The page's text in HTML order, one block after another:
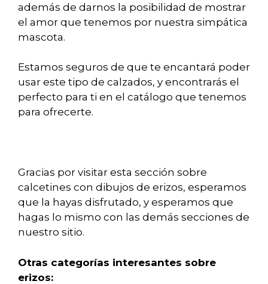
además de darnos la posibilidad de mostrar
el amor que tenemos por nuestra simpática
mascota.
Estamos seguros de que te encantará poder
usar este tipo de calzados, y encontrarás el
perfecto para ti en el catálogo que tenemos
para ofrecerte.
Gracias por visitar esta sección sobre
calcetines con dibujos de erizos, esperamos
que la hayas disfrutado, y esperamos que
hagas lo mismo con las demás secciones de
nuestro sitio.
Otras categorías interesantes sobre
erizos: